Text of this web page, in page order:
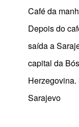
Café da
Depois do
saída a
capital da
Sarajevo